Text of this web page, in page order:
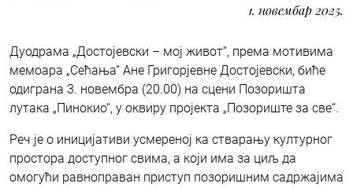
1. новембар 2025.
Дуодрама „Достојевски – мој живот“, према мотивима
мемоара „Сећања“ Ане Григорјевне Достојевски, биће
одиграна 3. новембра (20.00) на сцени Позоришта
лутака „Пинокио“, у оквиру пројекта „Позориште за све“.
Реч је о иницијативи усмереној ка стварању културног
простора доступног свима, а који има за циљ да
омогући равноправан приступ позоришним садржајима